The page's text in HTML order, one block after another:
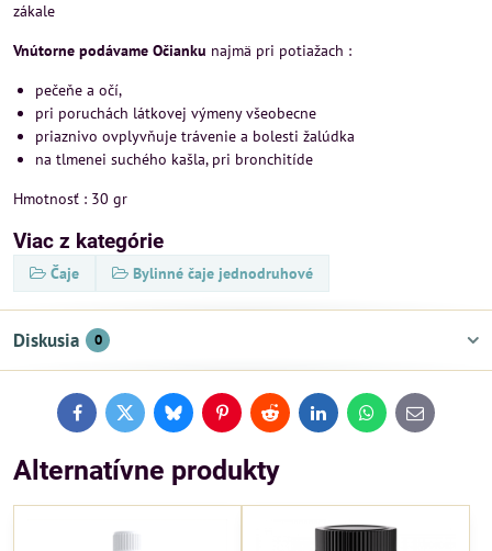
zákale
Vnútorne podávame Očianku najmä pri potiažach :
pečeňe a očí,
pri poruchách látkovej výmeny všeobecne
priaznivo ovplyvňuje trávenie a bolesti žalúdka
na tlmenei suchého kašla, pri bronchitíde
Hmotnosť : 30 gr
Viac z kategórie
Čaje Bylinné čaje jednodruhové
Diskusia 0
FacebookTwitterBlueskyPinterestReddit LinkedInWhatsApp
E-
mail
Alternatívne produkty